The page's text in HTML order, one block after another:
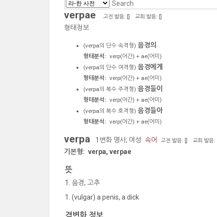
verpae 고전 발음: [] 교회 발음: []
형태정보
(verpa의 단수 속격형) 음경의
형태분석: verp(어간) + ae(어미)
(verpa의 단수 여격형) 음경에게
형태분석: verp(어간) + ae(어미)
(verpa의 복수 주격형) 음경들이
형태분석: verp(어간) + ae(어미)
(verpa의 복수 호격형) 음경들아
형태분석: verp(어간) + ae(어미)
verpa 1변화 명사; 여성 속어 고전 발음: [] 교회 발음:
기본형: verpa, verpae
뜻
음경, 고추
(vulgar) a penis, a dick